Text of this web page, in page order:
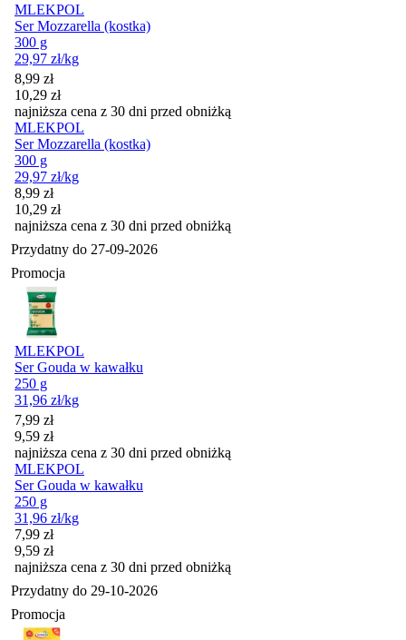
MLEKPOL
Ser Mozzarella (kostka)
300 g
29,97 zł/kg
Cena promocyjna
8,99 zł
10,29 zł
najniższa cena z 30 dni przed obniżką
MLEKPOL
Ser Mozzarella (kostka)
300 g
29,97 zł/kg
Cena promocyjna
8,99 zł
10,29 zł
najniższa cena z 30 dni przed obniżką
Przydatny do 27-09-2026
Promocja
MLEKPOL
Ser Gouda w kawałku
250 g
31,96 zł/kg
Cena promocyjna
7,99 zł
9,59 zł
najniższa cena z 30 dni przed obniżką
MLEKPOL
Ser Gouda w kawałku
250 g
31,96 zł/kg
Cena promocyjna
7,99 zł
9,59 zł
najniższa cena z 30 dni przed obniżką
Przydatny do 29-10-2026
Promocja